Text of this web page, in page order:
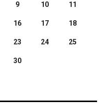
9 10 11
16 17 18
23 24 25
30